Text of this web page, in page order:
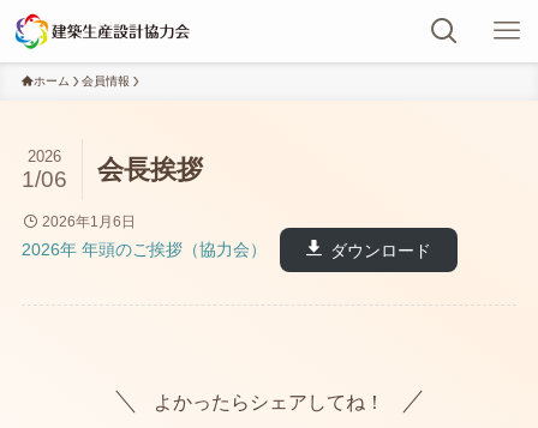
ホーム 会員情報
会長挨拶
2026
1/06
2026年1月6日
2026年 年頭のご挨拶（協力会） ダウンロード
よかったらシェアしてね！